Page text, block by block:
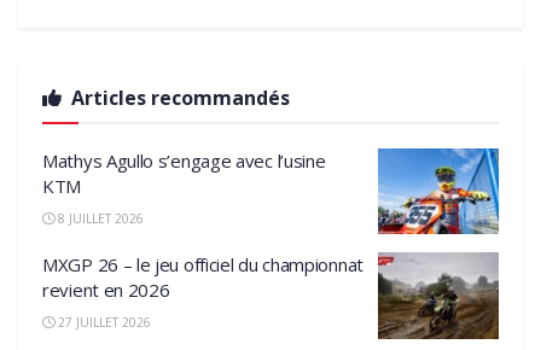
Articles recommandés
Mathys Agullo s’engage avec l’usine
KTM
8 JUILLET 2026
MXGP 26 – le jeu officiel du championnat
revient en 2026
27 JUILLET 2026